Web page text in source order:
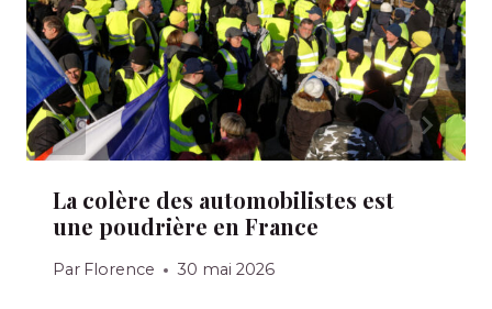
La colère des automobilistes est
une poudrière en France
Par Florence 30 mai 2026